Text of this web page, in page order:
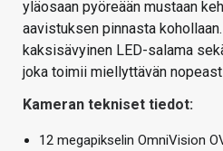
yläosaan pyöreään mustaan
aavistuksen pinnasta
kaksisävyinen LED-salama
joka toimii miellyttävän
Kameran tekniset tiedot:
12 megapikselin OmniVision